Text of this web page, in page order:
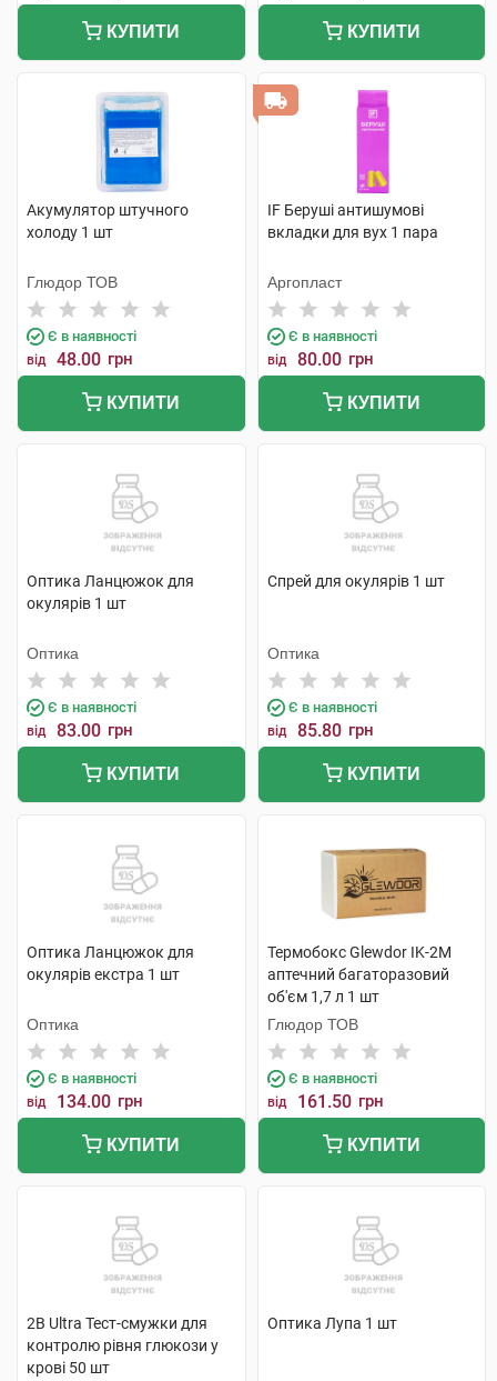
КУПИТИ КУПИТИ
Акумулятор штучного
холоду 1 шт
Глюдор ТОВ
Є в наявності
від 48.00 грн
КУПИТИ
IF Беруші антишумові
вкладки для вух 1 пара
Аргопласт
Є в наявності
від 80.00 грн
КУПИТИ
Оптика Ланцюжок для
окулярів 1 шт
Оптика
Є в наявності
від 83.00 грн
КУПИТИ
Спрей для окулярів 1 шт
Оптика
Є в наявності
від 85.80 грн
КУПИТИ
Оптика Ланцюжок для
окулярів екстра 1 шт
Оптика
Є в наявності
від 134.00 грн
КУПИТИ
Термобокс Glewdor IK-2M
аптечний багаторазовий
об'єм 1,7 л 1 шт
Глюдор ТОВ
Є в наявності
від 161.50 грн
КУПИТИ
2B Ultra Тест-смужки для
контролю рівня глюкози у
крові 50 шт
Оптика Лупа 1 шт